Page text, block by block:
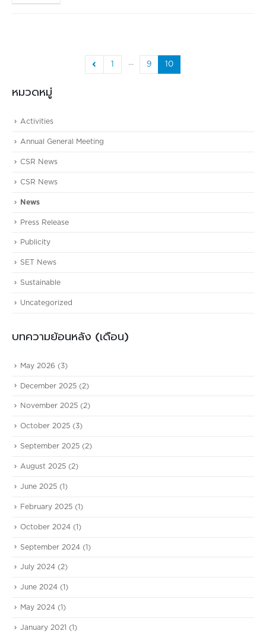
1 … 9 10
หมวดหมู่
Activities
Annual General Meeting
CSR News
CSR News
News
Press Release
Publicity
SET News
Sustainable
Uncategorized
บทความย้อนหลัง (เดือน)
May 2026 (3)
December 2025 (2)
November 2025 (2)
October 2025 (3)
September 2025 (2)
August 2025 (2)
June 2025 (1)
February 2025 (1)
October 2024 (1)
September 2024 (1)
July 2024 (2)
June 2024 (1)
May 2024 (1)
January 2021 (1)